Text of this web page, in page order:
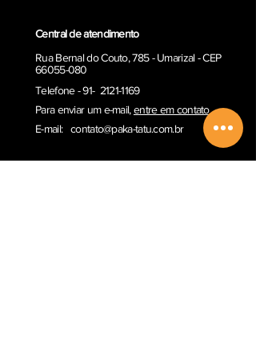
Central de atendimento
Rua Bernal do Couto, 785 - Umarizal - CEP
66055-080
Telefone - 91- 2121-1169
Para enviar um e-mail, entre em contato
E-mail: contato@paka-tatu.com.br